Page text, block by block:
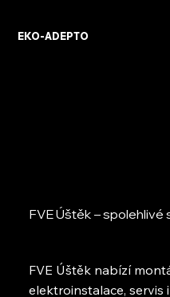
EKO-ADEPTO
FVE Úštěk – spolehlivé
FVE Úštěk nabízí
elektroinstalace, servis